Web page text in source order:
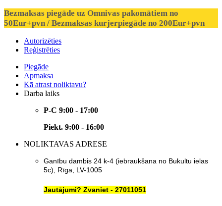
Bezmaksas piegāde uz Omnivas pakomātiem no
50Eur+pvn / Bezmaksas kurjerpiegāde no 200Eur+pvn
Autorizēties
Reģistrēties
Piegāde
Apmaksa
Kā atrast noliktavu?
Darba laiks
P-C 9:00 - 17:00
Piekt. 9:00 - 16:00
NOLIKTAVAS ADRESE
Ganību dambis 24 k-4 (iebraukšana no Bukultu ielas
5c), Rīga, LV-1005
Jautājumi? Zvaniet - 27011051